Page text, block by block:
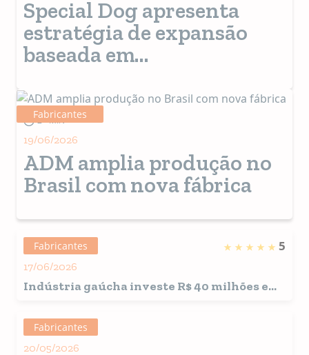
Special Dog apresenta
estratégia de expansão
baseada em
e sustentabilidade
Fabricantes
2+ MIN
19/06/2026
ADM amplia produção no
Brasil com nova fábrica
Fabricantes 5
17/06/2026
Indústria gaúcha investe R$ 40 milhões em
Fabricantes
20/05/2026